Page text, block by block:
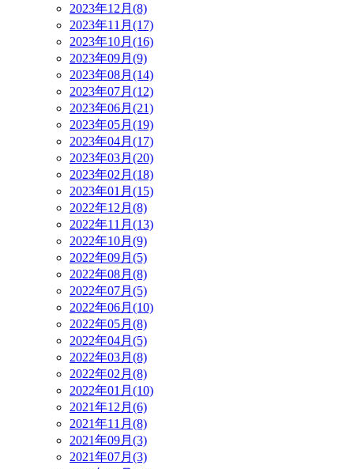
2023年12月(8)
2023年11月(17)
2023年10月(16)
2023年09月(9)
2023年08月(14)
2023年07月(12)
2023年06月(21)
2023年05月(19)
2023年04月(17)
2023年03月(20)
2023年02月(18)
2023年01月(15)
2022年12月(8)
2022年11月(13)
2022年10月(9)
2022年09月(5)
2022年08月(8)
2022年07月(5)
2022年06月(10)
2022年05月(8)
2022年04月(5)
2022年03月(8)
2022年02月(8)
2022年01月(10)
2021年12月(6)
2021年11月(8)
2021年09月(3)
2021年07月(3)